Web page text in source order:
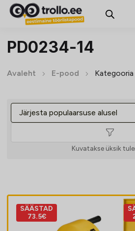
PD0234-14
Avaleht E-pood
Kuvatakse üksik
SÄÄSTAD
73.5€